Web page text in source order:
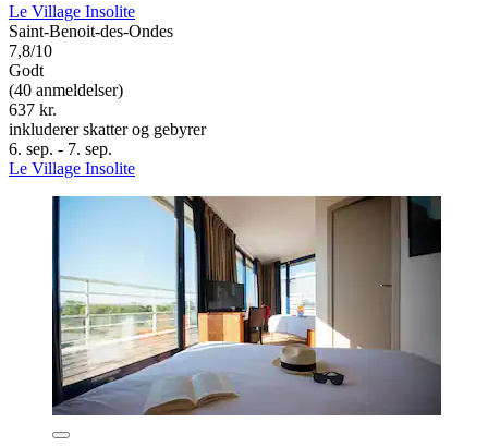
Le Village Insolite
Saint-Benoit-des-Ondes
7,8/10
Godt
(40 anmeldelser)
637 kr.
inkluderer skatter og gebyrer
6. sep. - 7. sep.
Le Village Insolite